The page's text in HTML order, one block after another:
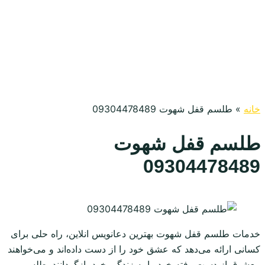
خانه » طلسم قفل شهوت 09304478489
طلسم قفل شهوت
09304478489
خدمات طلسم قفل شهوت بهترین دعانویس انلاین، راه حلی برای
کسانی ارائه می‌دهد که عشق خود را از دست داده‌اند و می‌خواهند